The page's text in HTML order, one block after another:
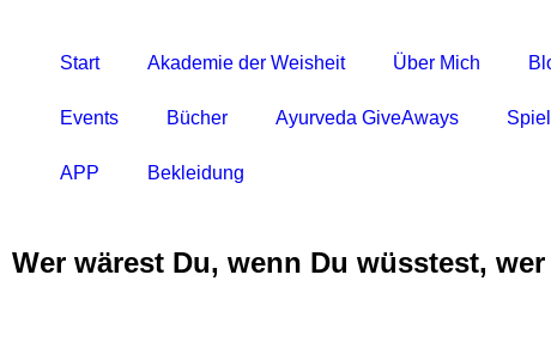
Start Akademie der Weisheit Über Mich
Events Bücher Ayurveda GiveAways
APP Bekleidung
Wer wärest Du, wenn Du wüsstest,